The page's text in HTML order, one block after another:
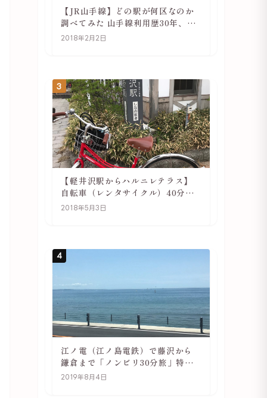
【JR山手線】どの駅が何区なのか
調べてみた 山手線利用歴30年、私
の考察
2018年2月2日
3
【軽井沢駅からハルニレテラス】
自転車（レンタサイクル）40分で
行ける 軽井沢旅行は自転車利用が
2018年5月3日
4
江ノ電（江ノ島電鉄）で藤沢から
鎌倉まで「ノンビリ30分旅」特徴
や駅の様子
2019年8月4日